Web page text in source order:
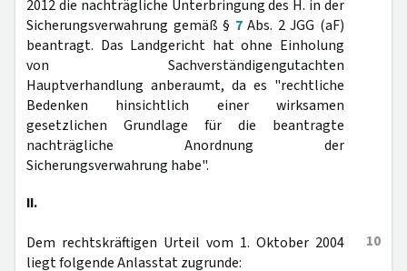
2012 die nachträgliche Unterbringung des H. in der
Sicherungsverwahrung gemäß § 7Abs. 2 JGG (aF)
beantragt. Das Landgericht hat ohne Einholung
von Sachverständigengutachten
Hauptverhandlung anberaumt, da es "rechtliche
Bedenken hinsichtlich einer wirksamen
gesetzlichen Grundlage für die beantragte
nachträgliche Anordnung der
Sicherungsverwahrung habe".
II.
10
Dem rechtskräftigen Urteil vom 1. Oktober 2004
liegt folgende Anlasstat zugrunde: